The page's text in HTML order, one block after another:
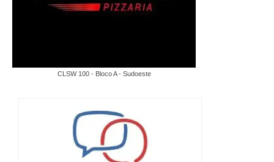
CLSW 100 - Bloco A - Sudoeste